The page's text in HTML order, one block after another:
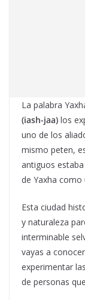
La palabra
(iash-jaa) los
uno de los
mismo peten,
antiguos
de Yaxha como
Esta ciudad
y naturaleza
interminable
vayas a
experimentar
de personas